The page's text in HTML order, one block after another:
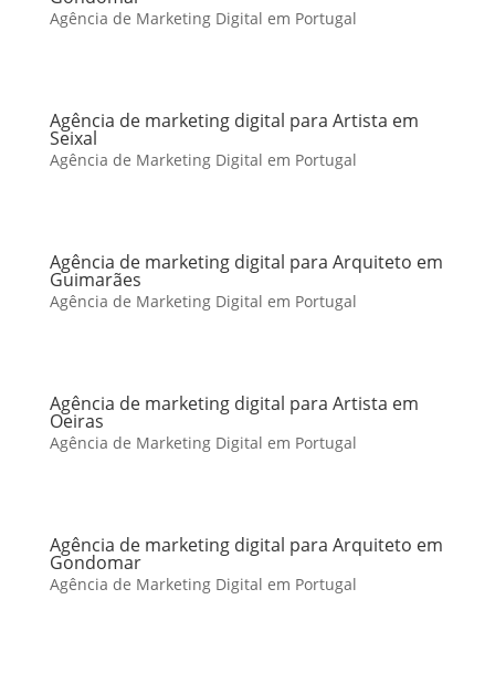
Agência de Marketing Digital em Portugal
Agência de marketing digital para Artista em
Seixal
Agência de Marketing Digital em Portugal
Agência de marketing digital para Arquiteto em
Guimarães
Agência de Marketing Digital em Portugal
Agência de marketing digital para Artista em
Oeiras
Agência de Marketing Digital em Portugal
Agência de marketing digital para Arquiteto em
Gondomar
Agência de Marketing Digital em Portugal